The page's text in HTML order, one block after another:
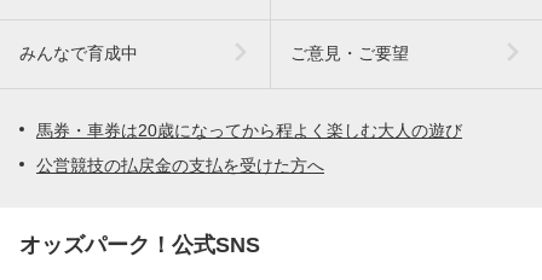
みんなで育成中 ご意見・ご要望
馬券・車券は20歳になってから程よく楽しむ大人の遊び
公営競技の払戻金の支払を受けた方へ
オッズパーク！公式SNS